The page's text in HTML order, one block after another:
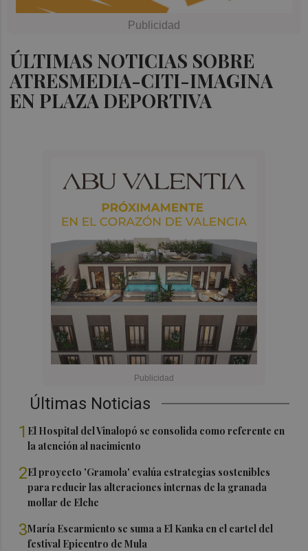
ÚLTIMAS NOTICIAS SOBRE
ATRESMEDIA-CITI-IMAGINA
EN PLAZA DEPORTIVA
Últimas Noticias
1 El Hospital del Vinalopó se consolida como referente en
la atención al nacimiento
2El proyecto 'Gramola' evalúa estrategias sostenibles
para reducir las alteraciones internas de la granada
mollar de Elche
3María Escarmiento se suma a El Kanka en el cartel del
festival Epicentro de Mula